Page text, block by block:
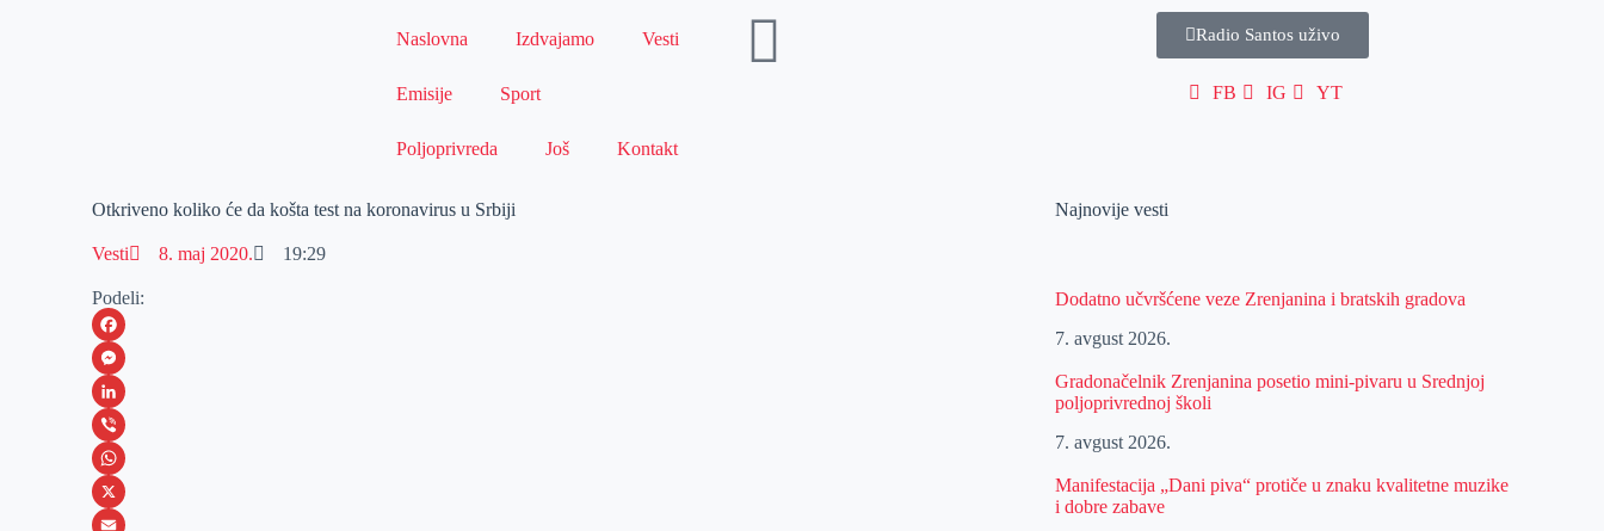
Naslovna Izdvajamo Vesti
Emisije Sport
Poljoprivreda Još Kontakt
Radio Santos uživo
FB IG YT
Otkriveno koliko će da košta test na koronavirus u Srbiji
Vesti 8. maj 2020. 19:29
Podeli:
F
a
c
e
b
o
M
e
s
s
e
L
i
n
k
V
i
b
W
h
X
Najnovije vesti
Dodatno učvršćene veze Zrenjanina i bratskih gradova
7. avgust 2026.
Gradonačelnik Zrenjanina posetio mini-pivaru u Srednjoj
poljoprivrednoj školi
7. avgust 2026.
Manifestacija „Dani piva“ protiče u znaku kvalitetne muzike
i dobre zabave